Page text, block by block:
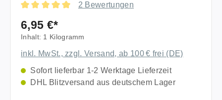
2 Bewertungen
6,95 €*
Inhalt: 1 Kilogramm
inkl. MwSt., zzgl. Versand, ab 100 € frei (DE)
Sofort lieferbar 1-2 Werktage Lieferzeit
DHL Blitzversand aus deutschem Lager